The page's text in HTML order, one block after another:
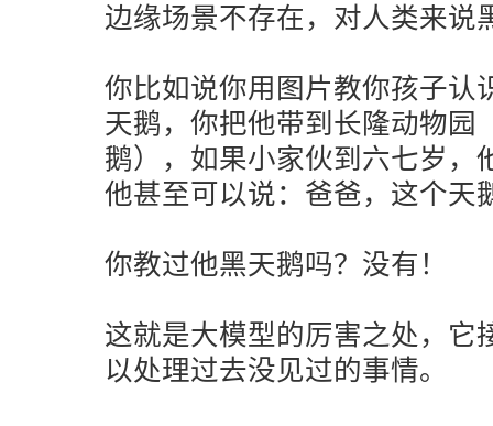
边缘场景不存在，对人类来说
你比如说你用图片教你孩子认
天鹅，你把他带到长隆动物园
鹅），如果小家伙到六七岁，
他甚至可以说：爸爸，这个天
你教过他黑天鹅吗？没有！
这就是大模型的厉害之处，它
以处理过去没见过的事情。